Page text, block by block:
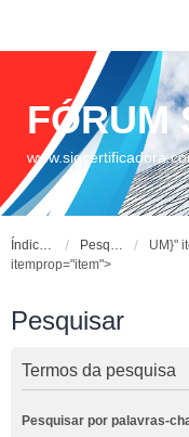
FÓRUM
Índice do fórum Pesquisar
UM}"
itemprop="item">
Pesquisar
Termos da pesquisa
Pesquisar por palavras-